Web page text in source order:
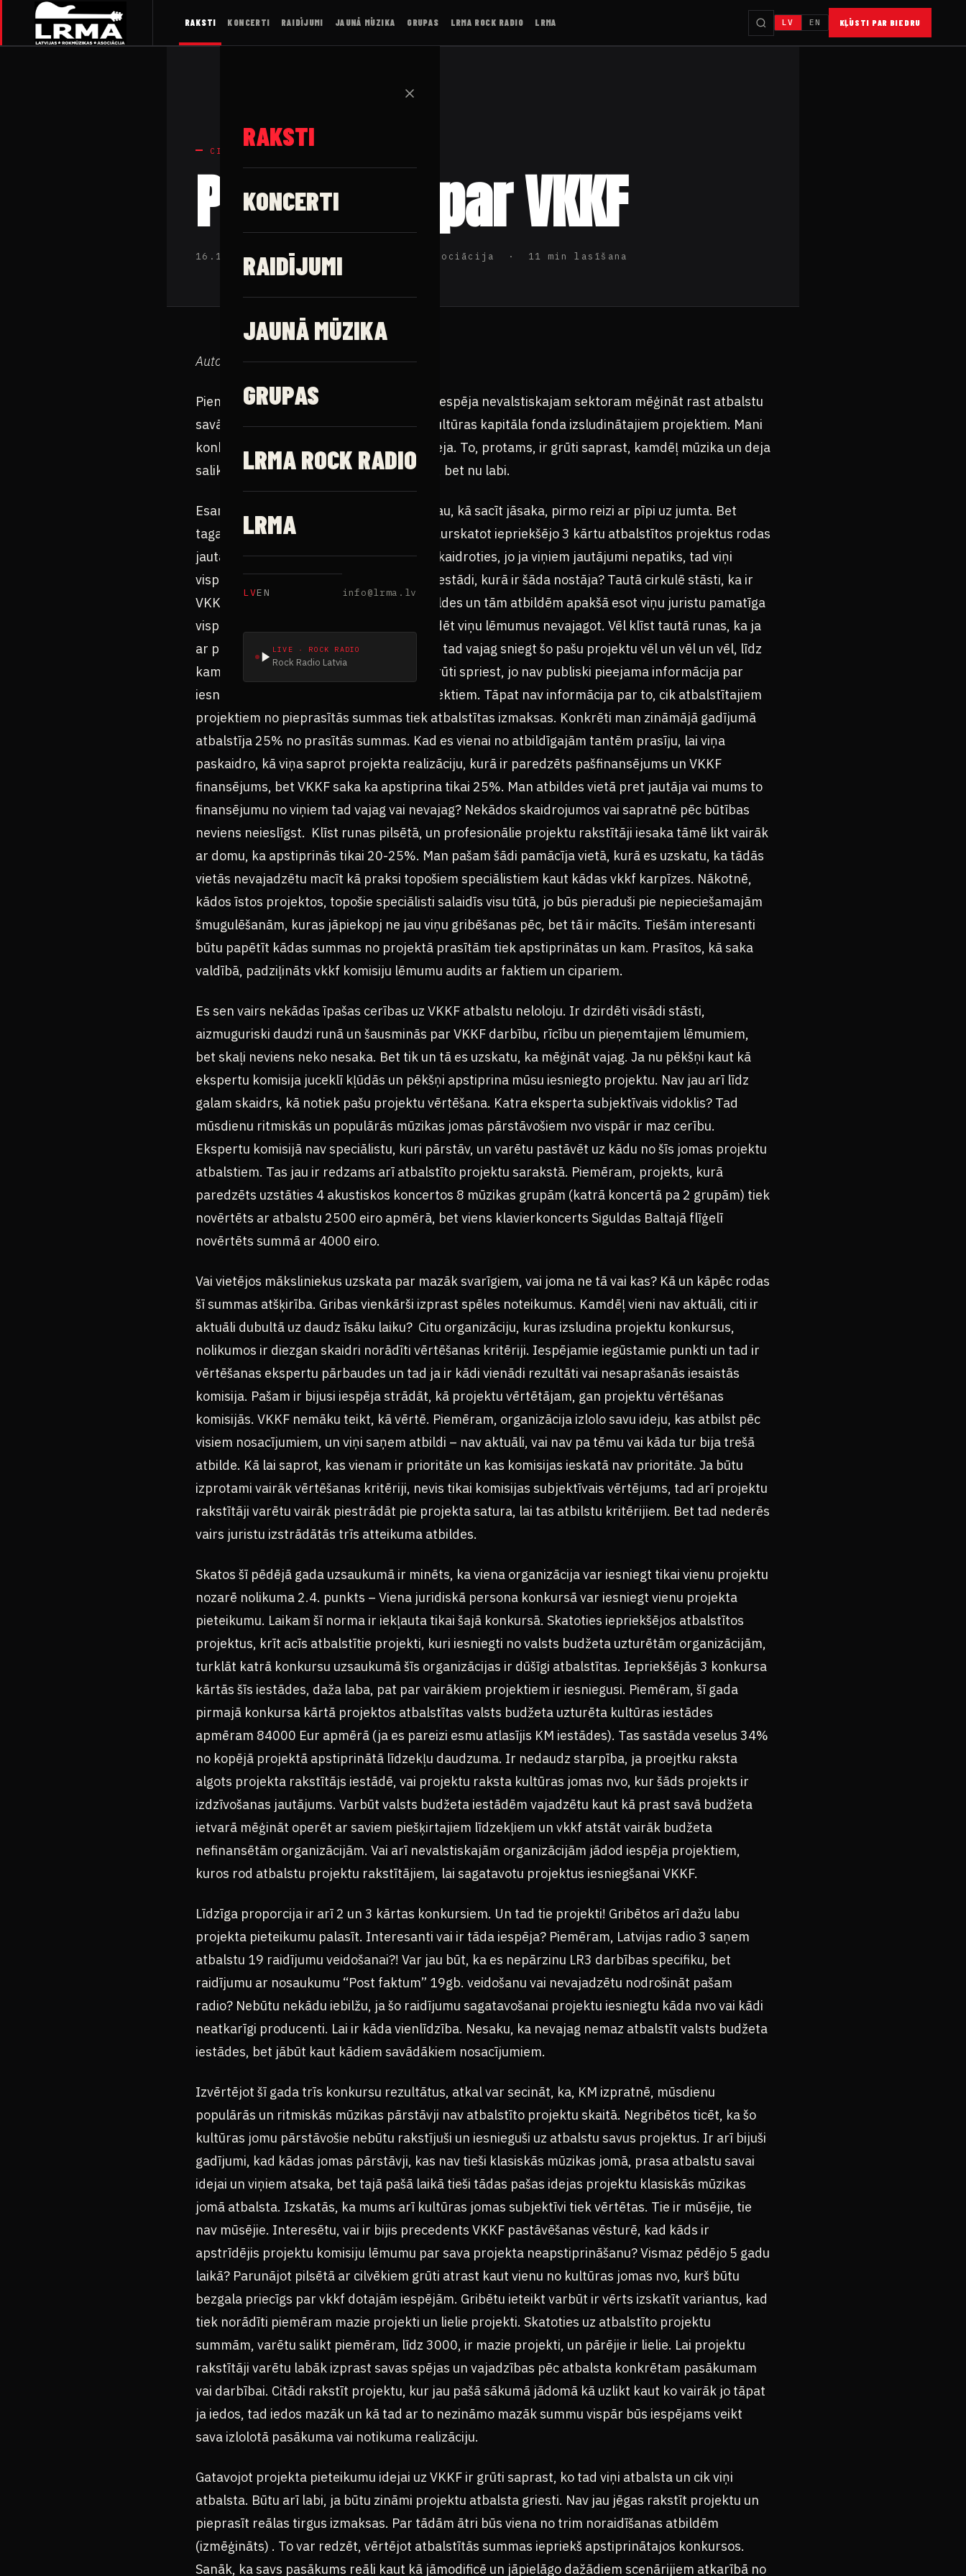
RAKSTI KONCERTI RAIDĪJUMI JAUNĀ MŪZIKA GRUPAS LRMA ROCK RADIO LRMA LV EN KĻŪSTI PAR BIEDRU
✕
RAKSTI
KONCERTI
RAIDĪJUMI
JAUNĀ MŪZIKA
GRUPAS
LRMA ROCK RADIO
LRMA
LVEN info@lrma.lv
LIVE · ROCK RADIO
Rock Radio Latvia
CIETĀ RUNA
Pārdomas par VKKF
16.11.2019 · Latvijas Rokmūzikas Asociācija · 11 min lasīšana
Autors: Uģis Glāzītis
Pienācis kārtējais un pēdējais brīdis kad iespēja nevalstiskajam sektoram mēģināt rast atbalstu
savām kultūras aktivitātēm caur valsts kultūras kapitāla fonda izsludinātajiem projektiem. Mani
konkrēti interesē kategorija mūzika un deja. To, protams, ir grūti saprast, kamdēļ mūzika un deja
salikti kopā un nav kā atsevišķas nozares, bet nu labi.
Esam snieguši VKKF projektus. Neesam jau, kā sacīt jāsaka, pirmo reizi ar pīpi uz jumta. Bet
tagad izvērtējot konkursa nolikumu un caurskatot iepriekšējo 3 kārtu atbalstītos projektus rodas
jautājumi. Daudzi saka, ko tur ar viņiem skaidroties, jo ja viņiem jautājumi nepatiks, tad viņi
vispār neko nedos. Kas tā tāda par tādu iestādi, kurā ir šāda nostāja? Tautā cirkulē stāsti, ka ir
VKKF sagatavotas 3 veida atteikuma atbildes un tām atbildēm apakšā esot viņu juristu pamatīga
vispārēja argumentācija, ka labāk apstrīdēt viņu lēmumus nevajagot. Vēl klīst tautā runas, ka ja
ar pirmo reizi nesanāk atbalstīt projektu, tad vajag sniegt šo pašu projektu vēl un vēl un vēl, līdz
kamēr viņš tiekot apstiprināts. Nezinu. Grūti spriest, jo nav publiski pieejama informācija par
iesniegtajiem un neapstiprinātajiem projektiem. Tāpat nav informācija par to, cik atbalstītajiem
projektiem no pieprasītās summas tiek atbalstītas izmaksas. Konkrēti man zināmājā gadījumā
atbalstīja 25% no prasītās summas. Kad es vienai no atbildīgajām tantēm prasīju, lai viņa
paskaidro, kā viņa saprot projekta realizāciju, kurā ir paredzēts pašfinansējums un VKKF
finansējums, bet VKKF saka ka apstiprina tikai 25%. Man atbildes vietā pret jautāja vai mums to
finansējumu no viņiem tad vajag vai nevajag? Nekādos skaidrojumos vai sapratnē pēc būtības
neviens neieslīgst. Klīst runas pilsētā, un profesionālie projektu rakstītāji iesaka tāmē likt vairāk
ar domu, ka apstiprinās tikai 20-25%. Man pašam šādi pamācīja vietā, kurā es uzskatu, ka tādās
vietās nevajadzētu macīt kā praksi topošiem speciālistiem kaut kādas vkkf karpīzes. Nākotnē,
kādos īstos projektos, topošie speciālisti salaidīs visu tūtā, jo būs pieraduši pie nepieciešamajām
šmugulēšanām, kuras jāpiekopj ne jau viņu gribēšanas pēc, bet tā ir mācīts. Tiešām interesanti
būtu papētīt kādas summas no projektā prasītām tiek apstiprinātas un kam. Prasītos, kā saka
valdībā, padziļināts vkkf komisiju lēmumu audits ar faktiem un cipariem.
Es sen vairs nekādas īpašas cerības uz VKKF atbalstu neloloju. Ir dzirdēti visādi stāsti,
aizmuguriski daudzi runā un šausminās par VKKF darbību, rīcību un pieņemtajiem lēmumiem,
bet skaļi neviens neko nesaka. Bet tik un tā es uzskatu, ka mēģināt vajag. Ja nu pēkšņi kaut kā
ekspertu komisija juceklī kļūdās un pēkšņi apstiprina mūsu iesniegto projektu. Nav jau arī līdz
galam skaidrs, kā notiek pašu projektu vērtēšana. Katra eksperta subjektīvais vidoklis? Tad
mūsdienu ritmiskās un populārās mūzikas jomas pārstāvošiem nvo vispār ir maz cerību.
Ekspertu komisijā nav speciālistu, kuri pārstāv, un varētu pastāvēt uz kādu no šīs jomas projektu
atbalstiem. Tas jau ir redzams arī atbalstīto projektu sarakstā. Piemēram, projekts, kurā
paredzēts uzstāties 4 akustiskos koncertos 8 mūzikas grupām (katrā koncertā pa 2 grupām) tiek
novērtēts ar atbalstu 2500 eiro apmērā, bet viens klavierkoncerts Siguldas Baltajā flīģelī
novērtēts summā ar 4000 eiro.
Vai vietējos māksliniekus uzskata par mazāk svarīgiem, vai joma ne tā vai kas? Kā un kāpēc rodas
šī summas atšķirība. Gribas vienkārši izprast spēles noteikumus. Kamdēļ vieni nav aktuāli, citi ir
aktuāli dubultā uz daudz īsāku laiku? Citu organizāciju, kuras izsludina projektu konkursus,
nolikumos ir diezgan skaidri norādīti vērtēšanas kritēriji. Iespējamie iegūstamie punkti un tad ir
vērtēšanas ekspertu pārbaudes un tad ja ir kādi vienādi rezultāti vai nesaprašanās iesaistās
komisija. Pašam ir bijusi iespēja strādāt, kā projektu vērtētājam, gan projektu vērtēšanas
komisijās. VKKF nemāku teikt, kā vērtē. Piemēram, organizācija izlolo savu ideju, kas atbilst pēc
visiem nosacījumiem, un viņi saņem atbildi – nav aktuāli, vai nav pa tēmu vai kāda tur bija trešā
atbilde. Kā lai saprot, kas vienam ir prioritāte un kas komisijas ieskatā nav prioritāte. Ja būtu
izprotami vairāk vērtēšanas kritēriji, nevis tikai komisijas subjektīvais vērtējums, tad arī projektu
rakstītāji varētu vairāk piestrādāt pie projekta satura, lai tas atbilstu kritērijiem. Bet tad nederēs
vairs juristu izstrādātās trīs atteikuma atbildes.
Skatos šī pēdējā gada uzsaukumā ir minēts, ka viena organizācija var iesniegt tikai vienu projektu
nozarē nolikuma 2.4. punkts – Viena juridiskā persona konkursā var iesniegt vienu projekta
pieteikumu. Laikam šī norma ir iekļauta tikai šajā konkursā. Skatoties iepriekšējos atbalstītos
projektus, krīt acīs atbalstītie projekti, kuri iesniegti no valsts budžeta uzturētām organizācijām,
turklāt katrā konkursu uzsaukumā šīs organizācijas ir dūšīgi atbalstītas. Iepriekšējās 3 konkursa
kārtās šīs iestādes, daža laba, pat par vairākiem projektiem ir iesniegusi. Piemēram, šī gada
pirmajā konkursa kārtā projektos atbalstītas valsts budžeta uzturēta kultūras iestādes
apmēram 84000 Eur apmērā (ja es pareizi esmu atlasījis KM iestādes). Tas sastāda veselus 34%
no kopējā projektā apstiprinātā līdzekļu daudzuma. Ir nedaudz starpība, ja proejtku raksta
algots projekta rakstītājs iestādē, vai projektu raksta kultūras jomas nvo, kur šāds projekts ir
izdzīvošanas jautājums. Varbūt valsts budžeta iestādēm vajadzētu kaut kā prast savā budžeta
ietvarā mēģināt operēt ar saviem piešķirtajiem līdzekļiem un vkkf atstāt vairāk budžeta
nefinansētām organizācijām. Vai arī nevalstiskajām organizācijām jādod iespēja projektiem,
kuros rod atbalstu projektu rakstītājiem, lai sagatavotu projektus iesniegšanai VKKF.
Līdzīga proporcija ir arī 2 un 3 kārtas konkursiem. Un tad tie projekti! Gribētos arī dažu labu
projekta pieteikumu palasīt. Interesanti vai ir tāda iespēja? Piemēram, Latvijas radio 3 saņem
atbalstu 19 raidījumu veidošanai?! Var jau būt, ka es nepārzinu LR3 darbības specifiku, bet
raidījumu ar nosaukumu “Post faktum” 19gb. veidošanu vai nevajadzētu nodrošināt pašam
radio? Nebūtu nekādu iebilžu, ja šo raidījumu sagatavošanai projektu iesniegtu kāda nvo vai kādi
neatkarīgi producenti. Lai ir kāda vienlīdzība. Nesaku, ka nevajag nemaz atbalstīt valsts budžeta
iestādes, bet jābūt kaut kādiem savādākiem nosacījumiem.
Izvērtējot šī gada trīs konkursu rezultātus, atkal var secināt, ka, KM izpratnē, mūsdienu
populārās un ritmiskās mūzikas pārstāvji nav atbalstīto projektu skaitā. Negribētos ticēt, ka šo
kultūras jomu pārstāvošie nebūtu rakstījuši un iesnieguši uz atbalstu savus projektus. Ir arī bijuši
gadījumi, kad kādas jomas pārstāvji, kas nav tieši klasiskās mūzikas jomā, prasa atbalstu savai
idejai un viņiem atsaka, bet tajā pašā laikā tieši tādas pašas idejas projektu klasiskās mūzikas
jomā atbalsta. Izskatās, ka mums arī kultūras jomas subjektīvi tiek vērtētas. Tie ir mūsējie, tie
nav mūsējie. Interesētu, vai ir bijis precedents VKKF pastāvēšanas vēsturē, kad kāds ir
apstrīdējis projektu komisiju lēmumu par sava projekta neapstiprināšanu? Vismaz pēdējo 5 gadu
laikā? Parunājot pilsētā ar cilvēkiem grūti atrast kaut vienu no kultūras jomas nvo, kurš būtu
bezgala priecīgs par vkkf dotajām iespējām. Gribētu ieteikt varbūt ir vērts izskatīt variantus, kad
tiek norādīti piemēram mazie projekti un lielie projekti. Skatoties uz atbalstīto projektu
summām, varētu salikt piemēram, līdz 3000, ir mazie projekti, un pārējie ir lielie. Lai projektu
rakstītāji varētu labāk izprast savas spējas un vajadzības pēc atbalsta konkrētam pasākumam
vai darbībai. Citādi rakstīt projektu, kur jau pašā sākumā jādomā kā uzlikt kaut ko vairāk jo tāpat
ja iedos, tad iedos mazāk un kā tad ar to nezināmo mazāk summu vispār būs iespējams veikt
sava izlolotā pasākuma vai notikuma realizāciju.
Gatavojot projekta pieteikumu idejai uz VKKF ir grūti saprast, ko tad viņi atbalsta un cik viņi
atbalsta. Būtu arī labi, ja būtu zināmi projektu atbalsta griesti. Nav jau jēgas rakstīt projektu un
pieprasīt reālas tirgus izmaksas. Par tādām ātri būs viena no trim noraidīšanas atbildēm
(izmēģināts) . To var redzēt, vērtējot atbalstītās summas iepriekš apstiprinātajos konkursos.
Sanāk, ka savs pasākums reāli kaut kā jāmodificē un jāpielāgo dažādiem scenārijiem atkarībā no